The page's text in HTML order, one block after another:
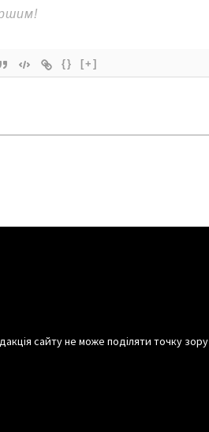
{} [+]
сайту не може поділяти точку зору